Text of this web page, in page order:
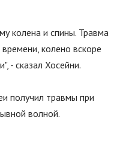
колена и спины. Травма
колено вскоре
", - сказал Хосейни.
получил травмы при
волной.